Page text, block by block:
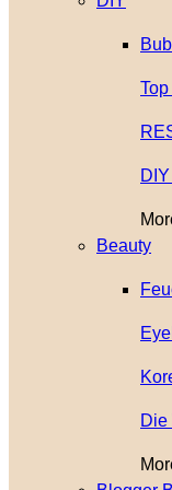
Beauty
Die